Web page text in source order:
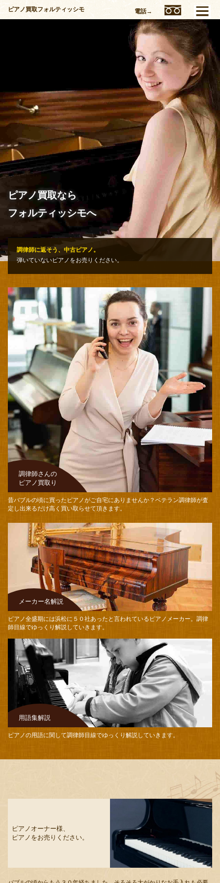
ピアノ買取フォルティッシモ
ピアノ買取なら
フォルティッシモへ
調律師に返そう、中古ピアノ。
弾いていないピアノをお売りください。
調律師さんの
ピアノ買取り
昔バブルの頃に買ったピアノがご自宅にありませんか？ ベテラン調律師が査
定し出来るだけ高く買い取らせて頂きます。
メーカー名解説
ピアノ全盛期には浜松に５０社あったと言われているピアノメーカー。 調律
師目線でゆっくり解説していきます。
用語集解説
ピアノの用語に関して調律師目線でゆっくり解説していきます。
ピアノオーナー様、
ピアノをお売りください。
電話→